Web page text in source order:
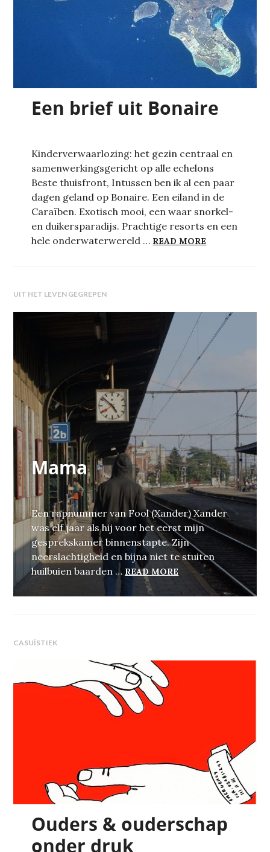
Een brief uit Bonaire
Kinderverwaarlozing: het gezin centraal en
samenwerkingsgericht op alle echelons
Beste thuisfront, Intussen ben ik al een paar
dagen geland op Bonaire. Een eiland in de
Caraïben. Exotisch mooi, een waar snorkel-
en duikersparadijs. Prachtige resorts en een
hele onderwaterwereld … READ MORE
UIT HET LEVEN GEGREPEN
Mama
Een rapnummer van Fool (Xander) Xander
was elf jaar als hij voor het eerst mijn
gesprekskamer binnenstapte. Zijn
neerslachtigheid en bijna niet te stuiten
huilbuien baarden … READ MORE MAMA
CASUÏSTIEK
Ouders & ouderschap
onder druk